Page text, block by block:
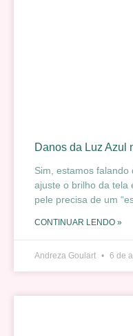
Danos da Luz Azul
Sim, estamos falando
ajuste o brilho da tela
pele precisa de um
CONTINUAR LENDO »
Andreza Goulart 6 de